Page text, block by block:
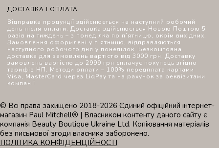
ДОСТАВКА І ОПЛАТА
Відправка продукції здійснюється на наступний робочий
день після оплати. Доставка здійснюється Новою Поштою 5
разів на тиждень – з понеділка по п’ятницю, окрім вихідних.
Замовлення оформлені у п’ятницю, відправляються
наступного робочого дня у понеділок. Безкоштовна
доставка для замовлень вартістю від 3000 грн. Доставку
замовлень вартістю до 2999 грн сплачує покупець згідно
тарифів НП. Методи оплати – 100% передплата картами
Visa, MasterCard через LiqPay та на рахунок за реквізитами
компанії.
© Всі права захищено 2018-2026 Єдиний офіційний інтернет-
магазин Paul Mitchell® | Власником контенту даного сайту є
компанія Beauty Boutique Ukraine Ltd. Копіювання матеріалів
без письмової згоди власника заборонено.
ПОЛІТИКА КОНФІДЕНЦІЙНОСТІ